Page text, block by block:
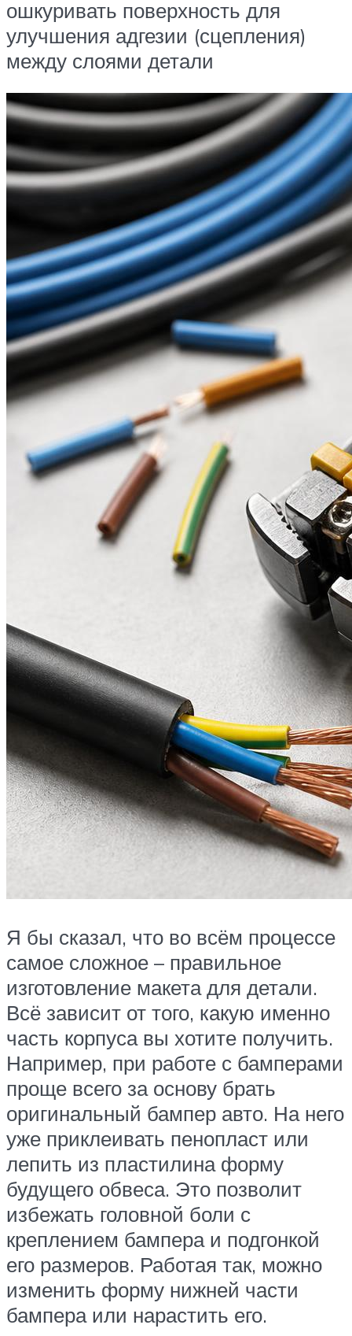
ошкуривать поверхность для
улучшения адгезии (сцепления)
между слоями детали
Я бы сказал, что во всём процессе
самое сложное – правильное
изготовление макета для детали.
Всё зависит от того, какую именно
часть корпуса вы хотите получить.
Например, при работе с бамперами
проще всего за основу брать
оригинальный бампер авто. На него
уже приклеивать пенопласт или
лепить из пластилина форму
будущего обвеса. Это позволит
избежать головной боли с
креплением бампера и подгонкой
его размеров. Работая так, можно
изменить форму нижней части
бампера или нарастить его.